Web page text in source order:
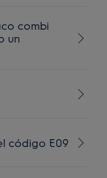
combi
un
código E09